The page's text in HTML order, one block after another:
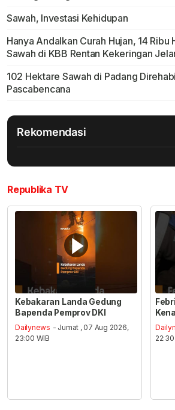
Sawah, Investasi Kehidupan
Hanya Andalkan Curah Hujan, 14 Ribu
Sawah di KBB Rentan Kekeringan
102 Hektare Sawah di Padang
Pascabencana
Rekomendasi
Republika TV
Kebakaran Landa Gedung
Bapenda Pemprov DKI
Dailynews - Jumat , 07 Aug 2026,
23:00 WIB